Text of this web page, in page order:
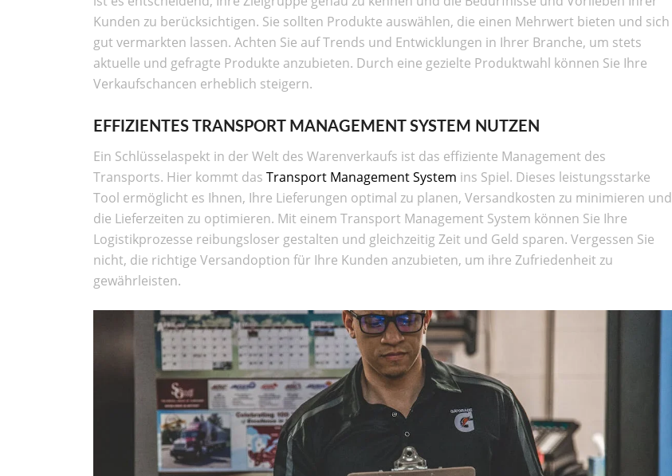
Kunden zu berücksichtigen. Sie sollten Produkte auswählen, die einen Mehrwert bieten und sich
gut vermarkten lassen. Achten Sie auf Trends und Entwicklungen in Ihrer Branche, um stets
aktuelle und gefragte Produkte anzubieten. Durch eine gezielte Produktwahl können Sie Ihre
Verkaufschancen erheblich steigern.
EFFIZIENTES TRANSPORT MANAGEMENT SYSTEM NUTZEN
Ein Schlüsselaspekt in der Welt des Warenverkaufs ist das effiziente Management des
Transports. Hier kommt dasTransport Management System ins Spiel. Dieses leistungsstarke
Tool ermöglicht es Ihnen, Ihre Lieferungen optimal zu planen, Versandkosten zu minimieren und
die Lieferzeiten zu optimieren. Mit einem Transport Management System können Sie Ihre
Logistikprozesse reibungsloser gestalten und gleichzeitig Zeit und Geld sparen. Vergessen Sie
nicht, die richtige Versandoption für Ihre Kunden anzubieten, um ihre Zufriedenheit zu
gewährleisten.